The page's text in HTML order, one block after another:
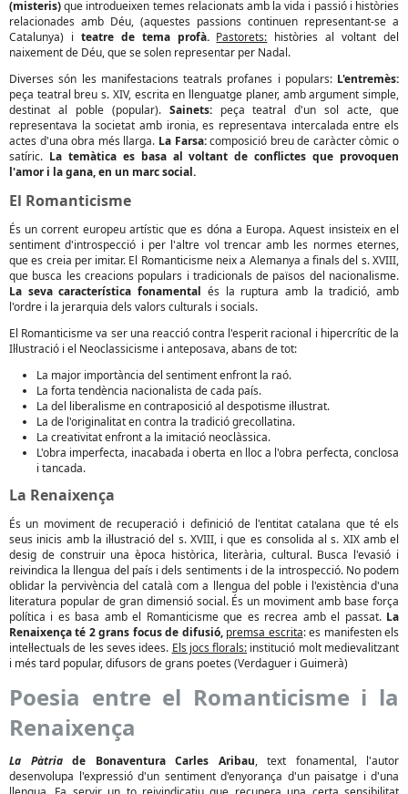
(misteris)que introdueixen temes relacionats amb la vida i passió i històries
relacionades amb Déu, (aquestes passions continuen representant-se a
Catalunya) i teatre de tema profà. Pastorets: històries al voltant del
naixement de Déu, que se solen representar per Nadal.
Diverses són les manifestacions teatrals profanes i populars: L'entremès:
peça teatral breu s. XIV, escrita en llenguatge planer, amb argument simple,
destinat al poble (popular). Sainets:peça teatral d'un sol acte, que
representava la societat amb ironia, es representava intercalada entre els
actes d'una obra més llarga. La Farsa:composició breu de caràcter còmic o
satíric. La temàtica es basa al voltant de conflictes que provoquen
l'amor i la gana, en un marc social.
El Romanticisme
És un corrent europeu artístic que es dóna a Europa. Aquest insisteix en el
sentiment d'introspecció i per l'altre vol trencar amb les normes eternes,
que es creia per imitar. El Romanticisme neix a Alemanya a finals del s. XVIII,
que busca les creacions populars i tradicionals de països del nacionalisme.
La seva característica fonamental és la ruptura amb la tradició, amb
l'ordre i la jerarquia dels valors culturals i socials.
El Romanticisme va ser una reacció contra l'esperit racional i hipercrític de la
Il·lustració i el Neoclassicisme i anteposava, abans de tot:
La major importància del sentiment enfront la raó.
La forta tendència nacionalista de cada país.
La del liberalisme en contraposició al despotisme il·lustrat.
La de l'originalitat en contra la tradició grecollatina.
La creativitat enfront a la imitació neoclàssica.
L'obra imperfecta, inacabada i oberta en lloc a l'obra perfecta, conclosa
i tancada.
La Renaixença
És un moviment de recuperació i definició de l'entitat catalana que té els
seus inicis amb la il·lustració del s. XVIII, i que es consolida al s. XIX amb el
desig de construir una època històrica, literària, cultural. Busca l'evasió i
reivindica la llengua del país i dels sentiments i de la introspecció. No podem
oblidar la pervivència del català com a llengua del poble i l'existència d'una
literatura popular de gran dimensió social. És un moviment amb base força
política i es basa amb el Romanticisme que es recrea amb el passat. La
Renaixença té 2 grans focus de difusió, premsa escrita: es manifesten els
intel·lectuals de les seves idees. Els jocs florals: institució molt medievalitzant
i més tard popular, difusors de grans poetes (Verdaguer i Guimerà)
Poesia entre el Romanticisme i la
Renaixença
La Pàtriade Bonaventura Carles Aribau, text fonamental, l'autor
desenvolupa l'expressió d'un sentiment d'enyorança d'un paisatge i d'una